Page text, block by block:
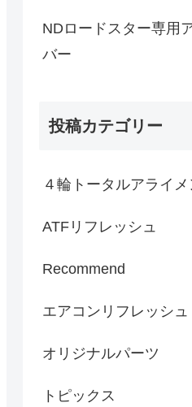
NDロードスター専用
バー
投稿カテゴリー
４輪トータルアライメ
ATFリフレッシュ
Recommend
エアコンリフレッシュ
オリジナルパーツ
トピックス